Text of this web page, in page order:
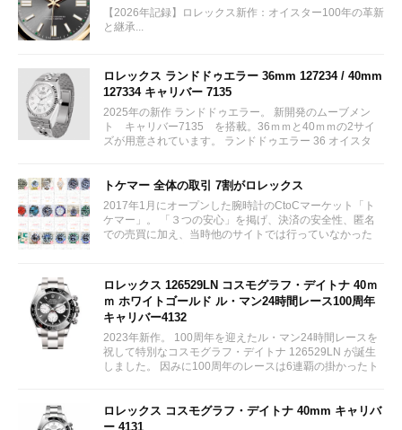
【2026年記録】ロレックス新作：オイスター100年の革新
と継承...
ロレックス ランドドゥエラー 36mm 127234 / 40mm
127334 キャリバー 7135
2025年の新作 ランドドゥエラー。 新開発のムーブメン
ト キャリバー7135 を搭載。36ｍｍと40ｍｍの2サイ
ズが用意されています。 ランドドゥエラー 36 オイスタ
トケマー 全体の取引 7割がロレックス
2017年1月にオープンした腕時計のCtoCマーケット「ト
ケマー」。 「３つの安心」を掲げ、決済の安全性、匿名
での売買に加え、当時他のサイトでは行っていなかった
ロレックス 126529LN コスモグラフ・デイトナ 40ｍ
ｍ ホワイトゴールド ル・マン24時間レース100周年
キャリバー4132
2023年新作。 100周年を迎えたル・マン24時間レースを
祝して特別なコスモグラフ・デイトナ 126529LN が誕生
しました。 因みに100周年のレースは6連覇の掛かったト
ロレックス コスモグラフ・デイトナ 40mm キャリバ
ー 4131